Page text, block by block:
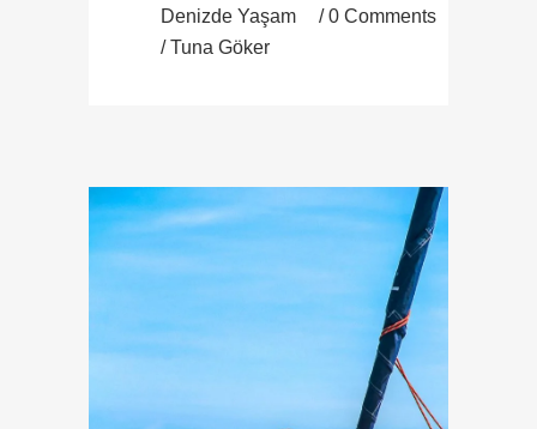
Denizde Yaşam
/ Tuna Göker
0 Comments